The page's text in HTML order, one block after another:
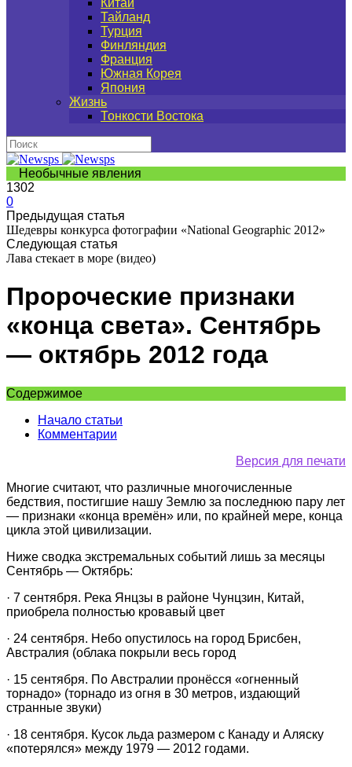
Китай
Тайланд
Турция
Финляндия
Франция
Южная Корея
Япония
Жизнь
Тонкости Востока
Необычные явления
1302
0
Предыдущая статья
Шедевры конкурса фотографии «National Geographic 2012»
Следующая статья
Лава стекает в море (видео)
Пророческие признаки
«конца света». Сентябрь
— октябрь 2012 года
Содержимое
Начало статьи
Комментарии
Версия для печати
Многие считают, что различные многочисленные
бедствия, постигшие нашу Землю за последнюю пару лет
— признаки «конца времён» или, по крайней мере, конца
цикла этой цивилизации.
Ниже сводка экстремальных событий лишь за месяцы
Сентябрь — Октябрь:
· 7 сентября. Река Янцзы в районе Чунцзин, Китай,
приобрела полностью кровавый цвет
· 24 сентября. Небо опустилось на город Брисбeн,
Австралия (облака покрыли весь город
· 15 сентября. По Австралии пронёсся «огненный
торнадо» (торнадо из огня в 30 метров, издающий
странные звуки)
· 18 сентября. Кусок льда размером с Канаду и Аляску
«потерялся» между 1979 — 2012 годами.